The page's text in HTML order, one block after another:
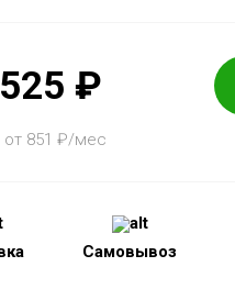
₽
851 ₽/мес
Самовывоз